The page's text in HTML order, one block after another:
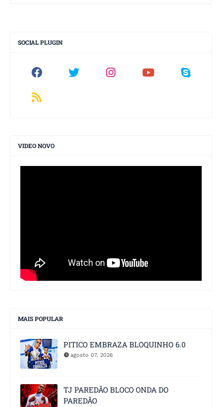
SOCIAL PLUGIN
VIDEO NOVO
MAIS POPULAR
PITICO EMBRAZA BLOQUINHO 6.0
agosto 07, 2026
TJ PAREDÃO BLOCO ONDA DO
PAREDÃO